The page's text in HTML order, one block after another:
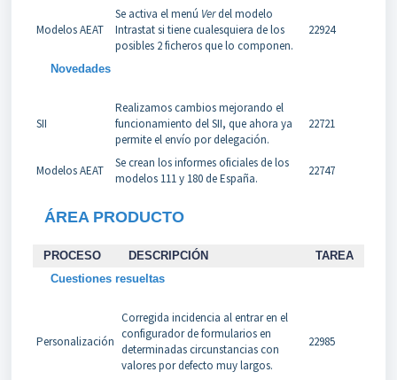
Modelos AEAT
Se activa el menú Verdel modelo
Intrastat si tiene cualesquiera de los
posibles 2 ficheros que lo componen.
22924
Novedades
SII
Realizamos cambios mejorando el
funcionamiento del SII, que ahora ya
permite el envío por delegación.
22721
Modelos AEAT
Se crean los informes oficiales de los
modelos 111 y 180 de España.
22747
ÁREA PRODUCTO
PROCESO DESCRIPCIÓN
TAREA
Cuestiones resueltas
Personalización
Corregida incidencia al entrar en el
configurador de formularios en
determinadas circunstancias con
valores por defecto muy largos.
22985